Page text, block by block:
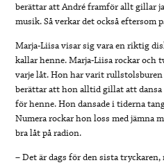
berättar att André framför allt gillar
musik. Så verkar det också eftersom
Marja-Liisa visar sig vara en riktig
kallar henne. Marja-Liisa rockar
varje låt. Hon har varit
berättar att hon alltid gillat att
för henne. Hon dansade i tiderna
Numera rockar hon loss med jämna
bra låt på radion.
– Det är dags för den sista